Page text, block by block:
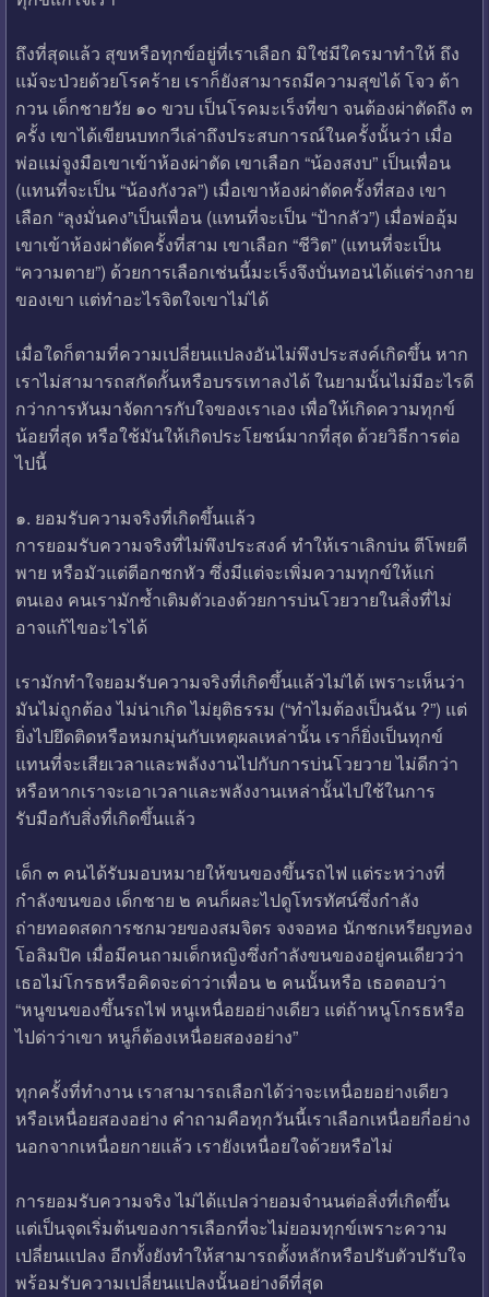
ถึงที่สุดแล้ว สุขหรือทุกข์อยู่ที่เราเลือก มิใช่มีใครมาทำให้ ถึง
แม้จะป่วยด้วยโรคร้าย เราก็ยังสามารถมีความสุขได้ โจว ต้า
กวน เด็กชายวัย ๑๐ ขวบ เป็นโรคมะเร็งที่ขา จนต้องผ่าตัดถึง ๓
ครั้ง เขาได้เขียนบทกวีเล่าถึงประสบการณ์ในครั้งนั้นว่า เมื่อ
พ่อแม่จูงมือเขาเข้าห้องผ่าตัด เขาเลือก “น้องสงบ” เป็นเพื่อน
(แทนที่จะเป็น “น้องกังวล”) เมื่อเขาห้องผ่าตัดครั้งที่สอง เขา
เลือก “ลุงมั่นคง”เป็นเพื่อน (แทนที่จะเป็น “ป้ากลัว”) เมื่อพ่ออุ้ม
เขาเข้าห้องผ่าตัดครั้งที่สาม เขาเลือก “ชีวิต” (แทนที่จะเป็น
“ความตาย”) ด้วยการเลือกเช่นนี้มะเร็งจึงบั่นทอนได้แต่ร่างกาย
ของเขา แต่ทำอะไรจิตใจเขาไม่ได้
เมื่อใดก็ตามที่ความเปลี่ยนแปลงอันไม่พึงประสงค์เกิดขึ้น หาก
เราไม่สามารถสกัดกั้นหรือบรรเทาลงได้ ในยามนั้นไม่มีอะไรดี
กว่าการหันมาจัดการกับใจของเราเอง เพื่อให้เกิดความทุกข์
น้อยที่สุด หรือใช้มันให้เกิดประโยชน์มากที่สุด ด้วยวิธีการต่อ
ไปนี้
๑. ยอมรับความจริงที่เกิดขึ้นแล้ว
การยอมรับความจริงที่ไม่พึงประสงค์ ทำให้เราเลิกบ่น ตีโพยตี
พาย หรือมัวแต่ตีอกชกหัว ซึ่งมีแต่จะเพิ่มความทุกข์ให้แก่
ตนเอง คนเรามักซ้ำเติมตัวเองด้วยการบ่นโวยวายในสิ่งที่ไม่
อาจแก้ไขอะไรได้
เรามักทำใจยอมรับความจริงที่เกิดขึ้นแล้วไม่ได้ เพราะเห็นว่า
มันไม่ถูกต้อง ไม่น่าเกิด ไม่ยุติธรรม (“ทำไมต้องเป็นฉัน ?”) แต่
ยิ่งไปยึดติดหรือหมกมุ่นกับเหตุผลเหล่านั้น เราก็ยิ่งเป็นทุกข์
แทนที่จะเสียเวลาและพลังงานไปกับการบ่นโวยวาย ไม่ดีกว่า
หรือหากเราจะเอาเวลาและพลังงานเหล่านั้นไปใช้ในการ
รับมือกับสิ่งที่เกิดขึ้นแล้ว
เด็ก ๓ คนได้รับมอบหมายให้ขนของขึ้นรถไฟ แต่ระหว่างที่
กำลังขนของ เด็กชาย ๒ คนก็ผละไปดูโทรทัศน์ซึ่งกำลัง
ถ่ายทอดสดการชกมวยของสมจิตร จงจอหอ นักชกเหรียญทอง
โอลิมปิค เมื่อมีคนถามเด็กหญิงซึ่งกำลังขนของอยู่คนเดียวว่า
เธอไม่โกรธหรือคิดจะด่าว่าเพื่อน ๒ คนนั้นหรือ เธอตอบว่า
“หนูขนของขึ้นรถไฟ หนูเหนื่อยอย่างเดียว แต่ถ้าหนูโกรธหรือ
ไปด่าว่าเขา หนูก็ต้องเหนื่อยสองอย่าง”
ทุกครั้งที่ทำงาน เราสามารถเลือกได้ว่าจะเหนื่อยอย่างเดียว
หรือเหนื่อยสองอย่าง คำถามคือทุกวันนี้เราเลือกเหนื่อยกี่อย่าง
นอกจากเหนื่อยกายแล้ว เรายังเหนื่อยใจด้วยหรือไม่
การยอมรับความจริง ไม่ได้แปลว่ายอมจำนนต่อสิ่งที่เกิดขึ้น
แต่เป็นจุดเริ่มต้นของการเลือกที่จะไม่ยอมทุกข์เพราะความ
เปลี่ยนแปลง อีกทั้งยังทำให้สามารถตั้งหลักหรือปรับตัวปรับใจ
พร้อมรับความเปลี่ยนแปลงนั้นอย่างดีที่สุด